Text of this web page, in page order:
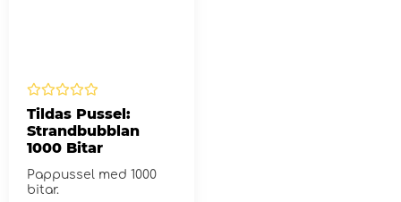
Tildas Pussel:
Strandbubblan
1000 Bitar
Pappussel med 1000
bitar.